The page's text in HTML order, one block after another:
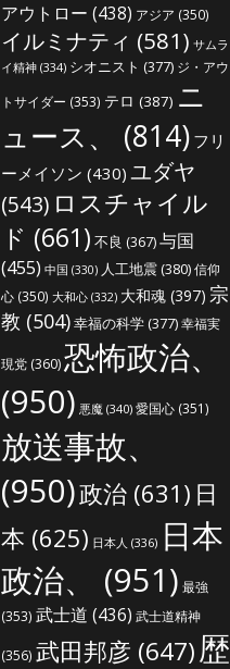
アウトロー (438) アジア (350)
イルミナティ (581) サムラ
イ精神(334) シオニスト (377) ジ・アウ
トサイダー (353) テロ (387) ニ
ュース、
(814) フリ
ーメイソン (430) ユダヤ
(543) ロスチャイル
ド (661) 不良 (367)与国
(455) 中国 (330) 人工地震(380) 信仰
心(350) 大和心(332) 大和魂(397) 宗
教 (504)幸福の科学(377) 幸福実
現党(360) 恐怖政治、
(950) 悪魔(340) 愛国心(351)
放送事故、
(950)政治(631) 日
本 (625) 日本人 (336) 日本
政治、
(951) 最強
(353) 武士道 (436) 武士道精神
(356) 武田邦彦 (647)歴